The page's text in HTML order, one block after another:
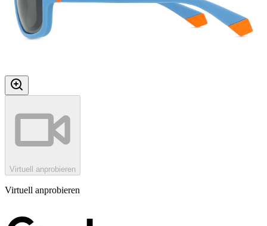
Virtuell anprobieren
Virtuell anprobieren